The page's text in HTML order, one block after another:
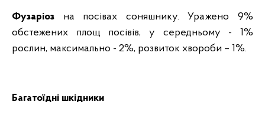
Фузаріоз на посівах соняшнику.
Уражено 9%
обстежених площ посівів, у середньому - 1%
рослин, максимально - 2%, розвиток хвороби – 1%.
Багатоїдні шкідники